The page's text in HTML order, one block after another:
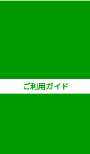
ご利用ガイド